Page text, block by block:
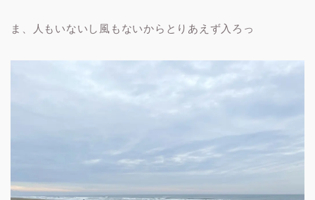
ま、人もいないし風もないからとりあえず入ろっ